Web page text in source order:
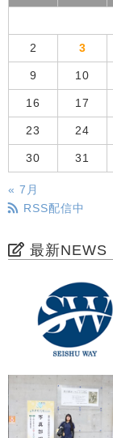
2 3
9 10
16 17
23 24
30 31
« 7月
RSS配信中
最新NEWS